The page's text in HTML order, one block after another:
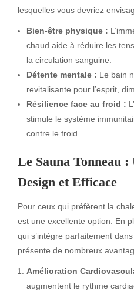
lesquelles vous devriez
Bien-être physique :
chaud aide à réduire les
la circulation sanguine.
Détente mentale : Le bain
revitalisante pour l’esprit,
Résilience face au froid :
stimule le système
contre le froid.
Le Sauna Tonneau
Design et Efficace
Pour ceux qui préfèrent la
est une excellente option. En
qui s’intègre parfaitement
présente de nombreux
Amélioration
augmentent le rythme